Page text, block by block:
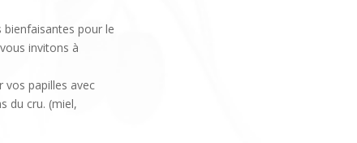
bienfaisantes pour le
invitons à
vos papilles avec
du cru. (miel,